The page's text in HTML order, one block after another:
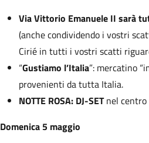
Via Vittorio Emanuele II sarà
(anche condividendo i vostri
Cirié in tutti i vostri scatti
“Gustiamo l’Italia”: mercatino
provenienti da tutta Italia.
NOTTE ROSA: DJ-SETnel centro
Domenica 5 maggio